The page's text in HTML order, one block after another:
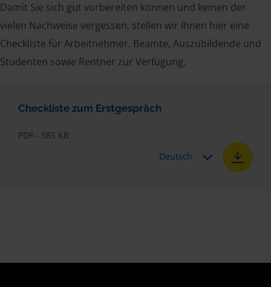
Damit Sie sich gut vorbereiten können und keinen der
vielen Nachweise vergessen, stellen wir Ihnen hier eine
Checkliste für Arbeitnehmer, Beamte, Auszubildende und
Studenten sowie Rentner zur Verfügung.
Checkliste zum Erstgespräch
PDF - 585 KB
Deutsch